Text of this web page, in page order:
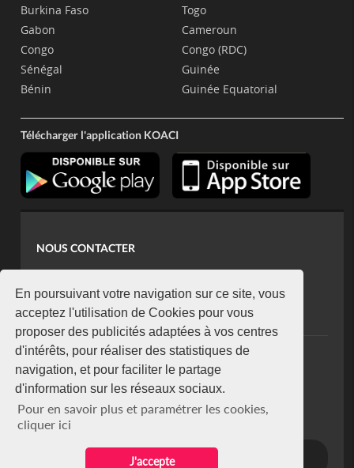
En poursuivant votre navigation sur ce site, vous
acceptez l'utilisation de Cookies pour vous
proposer des publicités adaptées à vos centres
d'intérêts, pour réaliser des statistiques de
navigation, et pour faciliter le partage
d'information sur les réseaux sociaux.
Pour en savoir plus et paramétrer les cookies,
cliquer ici
J'accepte
Burkina Faso
Gabon
Congo
Sénégal
Bénin
Togo
Cameroun
Congo (RDC)
Guinée
Guinée Equatorial
Télécharger l'application KOACI
NOUS CONTACTER
koaci@yahoo.fr
+225 07 08 85 52 93
NEWSLETTER
Restez connecté via notre newsletter
S'abonner
Se désabonner